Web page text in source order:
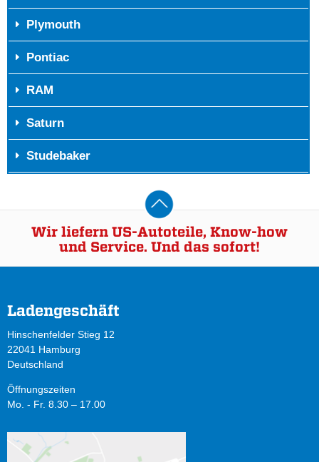
Plymouth
Pontiac
RAM
Saturn
Studebaker
Wir liefern US-Autoteile, Know-how
und Service. Und das sofort!
Ladengeschäft
Hinschenfelder Stieg 12
22041 Hamburg
Deutschland
Öffnungszeiten
Mo. - Fr. 8.30 – 17.00